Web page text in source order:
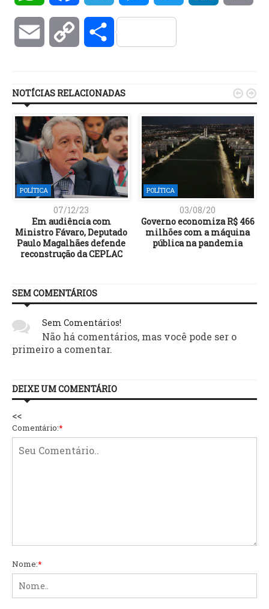
Email Copy Compartilhar
NOTÍCIAS RELACIONADAS
POLÍTICA
07/12/23
Em audiência com
Ministro Fávaro, Deputado
Paulo Magalhães defende
reconstrução da CEPLAC
POLÍTICA
03/08/20
Governo economiza R$ 466
milhões com a máquina
pública na pandemia
 
SEM COMENTÁRIOS
Sem Comentários!
Não há comentários, mas você pode ser o
primeiro a comentar.
DEIXE UM COMENTÁRIO
<<
Comentário:*
Nome:*